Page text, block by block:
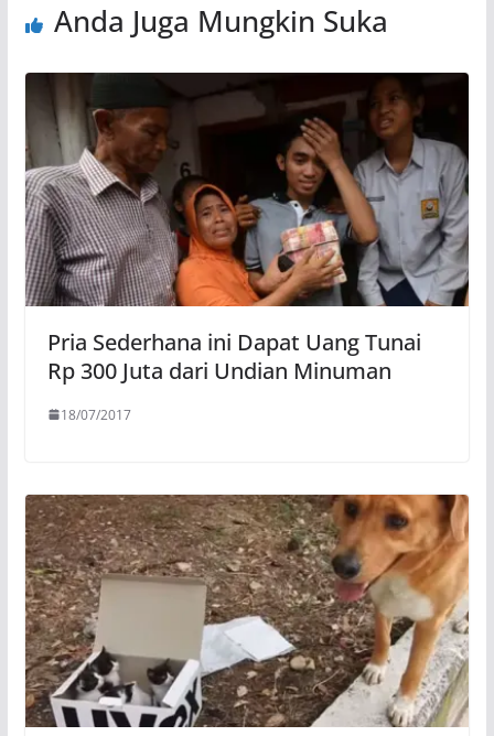
Anda Juga Mungkin Suka
Pria Sederhana ini Dapat Uang Tunai
Rp 300 Juta dari Undian Minuman
18/07/2017